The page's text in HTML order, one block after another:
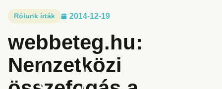
Rólunk írták 2014-12-19
webbeteg.hu:
Nemzetközi